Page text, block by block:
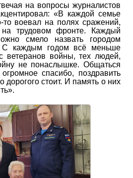
на вопросы журналистов
«В каждой семье
то воевал на полях сражений,
трудовом фронте. Каждый
смело назвать городом
С каждым годом всё меньше
ветеранов войны, тех людей,
не понаслышке. Общаться
спасибо, поздравить
дорогого стоит. И память о них